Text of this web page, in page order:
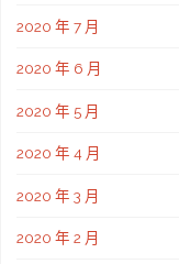
2020 年 7 月
2020 年 6 月
2020 年 5 月
2020 年 4 月
2020 年 3 月
2020 年 2 月